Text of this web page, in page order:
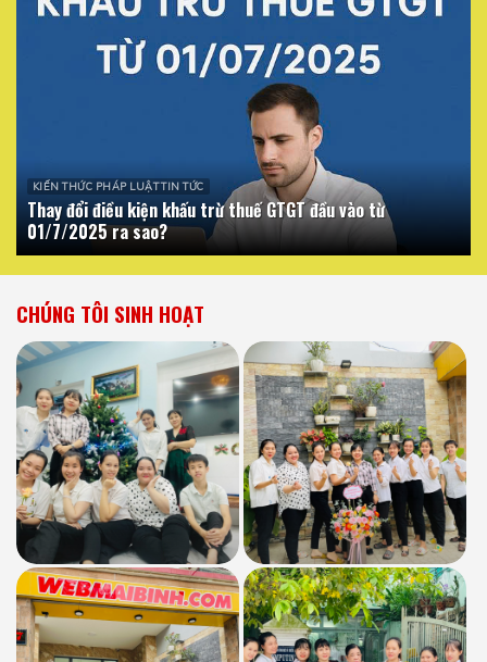
KIẾN THỨC PHÁP LUẬT TIN TỨC
Thay đổi điều kiện khấu trừ thuế GTGT đầu vào từ
01/7/2025 ra sao?
CHÚNG TÔI SINH HOẠT